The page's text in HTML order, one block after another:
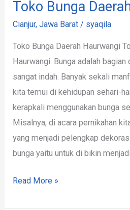
Toko Bunga
Cianjur,Jawa Barat / syaqila
Toko Bunga Daerah Haurwangi
Haurwangi. Bunga adalah bagian
sangat indah. Banyak sekali
kita temui di kehidupan sehari-
kerapkali menggunakan bunga
Misalnya, di acara pernikahan
yang menjadi pelengkap
bunga yaitu untuk di bikin menjadi
Read More »